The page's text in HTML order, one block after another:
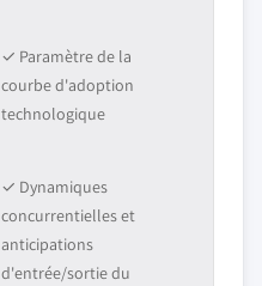
✓ Paramètre de la
courbe d'adoption
technologique
✓ Dynamiques
concurrentielles et
anticipations
d'entrée/sortie du